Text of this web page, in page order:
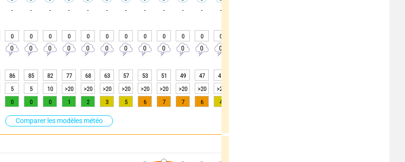
Comparer les modèles météo
- - - - - - - - - - - -
0 0 0 0 0 0 0 0 0 0 0 0
0 0 0 0 0 0 0 0 0 0 0 0
86 85 82 77 68 63 57 53 51 49 47 45
5 5 10 >20 >20 >20 >20 >20 >20 >20 >20 >20
0 0 0 1 2 3 5 6 7 7 6 4